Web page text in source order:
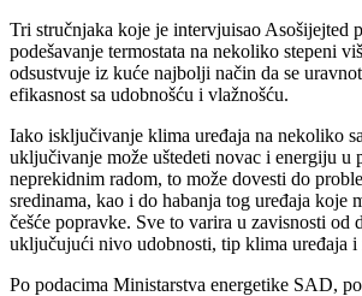
Tri stručnjaka koje je intervjuisao Asošijejted
podešavanje termostata na nekoliko stepeni
odsustvuje iz kuće najbolji način da se
efikasnost sa udobnošću i vlažnošću.
Iako isključivanje klima uređaja na nekoliko
uključivanje može uštedeti novac i energiju u
neprekidnim radom, to može dovesti do
sredinama, kao i do habanja tog uređaja koje
češće popravke. Sve to varira u zavisnosti od
uključujući nivo udobnosti, tip klima uređaja i
Po podacima Ministarstva energetike SAD,